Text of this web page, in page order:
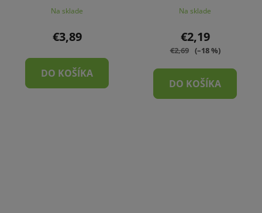
produktu
5,0
Na sklade
€3,89
DO KOŠÍKA
Na sklade
€2,19
€2,69 (–18 %)
DO KOŠÍKA